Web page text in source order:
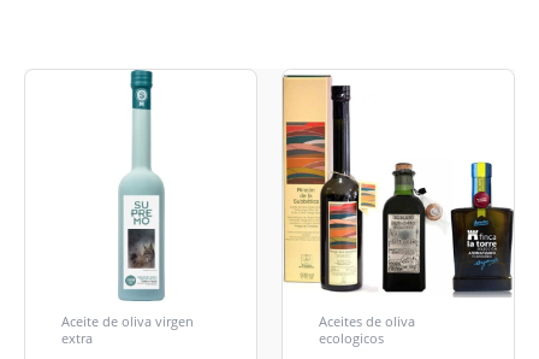
Aceite de oliva virgen
extra
Aceites de oliva
ecologicos